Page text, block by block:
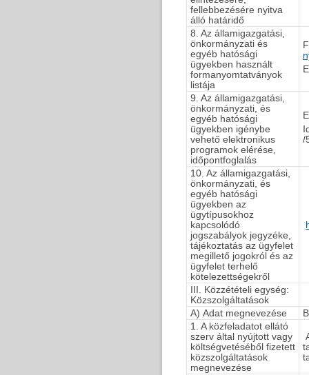
fellebbezésére nyitva
álló határidő
8. Az államigazgatási,
önkormányzati és
egyéb hatósági
ügyekben használt
formanyomtatványok
listája
9. Az államigazgatási,
önkormányzati, és
egyéb hatósági
ügyekben igénybe
vehető elektronikus
programok elérése,
időpontfoglalás
/
10. Az államigazgatási,
önkormányzati, és
egyéb hatósági
ügyekben az
ügytípusokhoz
kapcsolódó
jogszabályok jegyzéke,
tájékoztatás az ügyfelet
megillető jogokról és az
ügyfelet terhelő
kötelezettségekről
III. Közzétételi egység:
Közszolgáltatások
A) Adat megnevezése
1. A közfeladatot ellátó
szerv által nyújtott vagy
költségvetéséből fizetett
közszolgáltatások
megnevezése